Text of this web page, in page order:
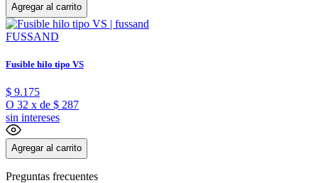
Agregar al carrito
FUSSAND
Fusible hilo tipo VS
$ 9.175
O 32 x de $ 287
sin intereses
Agregar al carrito
Preguntas frecuentes